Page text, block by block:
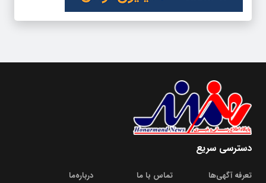
دسترسی سریع
تعرفه آگهی‌ها تماس با ما درباره‌‌ما